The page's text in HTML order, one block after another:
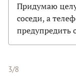
Придумаю
соседи, а
предупредить
3/8